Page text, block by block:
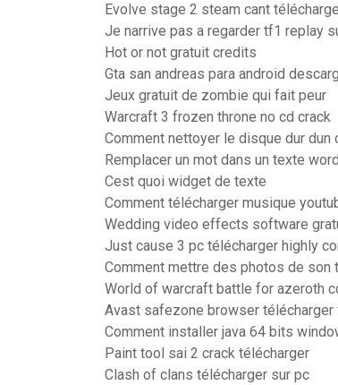
Evolve stage 2 steam cant
Je narrive pas a regarder tf1 replay
Hot or not gratuit credits
Gta san andreas para android
Jeux gratuit de zombie qui fait peur
Warcraft 3 frozen throne no cd crack
Comment nettoyer le disque dur dun
Remplacer un mot dans un texte word
Cest quoi widget de texte
Comment télécharger musique
Wedding video effects software
Just cause 3 pc télécharger highly
Comment mettre des photos de son
World of warcraft battle for azeroth
Avast safezone browser télécharger
Comment installer java 64 bits
Paint tool sai 2 crack télécharger
Clash of clans télécharger sur pc